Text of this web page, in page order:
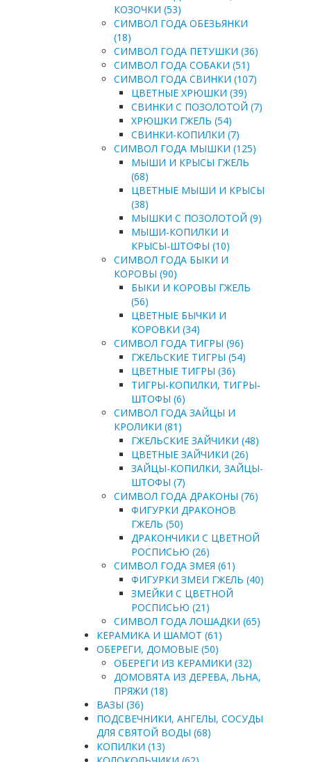
КОЗОЧКИ (53)
СИМВОЛ ГОДА ОБЕЗЬЯНКИ
(18)
СИМВОЛ ГОДА ПЕТУШКИ (36)
СИМВОЛ ГОДА СОБАКИ (51)
СИМВОЛ ГОДА СВИНКИ (107)
ЦВЕТНЫЕ ХРЮШКИ (39)
СВИНКИ С ПОЗОЛОТОЙ (7)
ХРЮШКИ ГЖЕЛЬ (54)
СВИНКИ-КОПИЛКИ (7)
СИМВОЛ ГОДА МЫШКИ (125)
МЫШИ И КРЫСЫ ГЖЕЛЬ
(68)
ЦВЕТНЫЕ МЫШИ И КРЫСЫ
(38)
МЫШКИ С ПОЗОЛОТОЙ (9)
МЫШИ-КОПИЛКИ И
КРЫСЫ-ШТОФЫ (10)
СИМВОЛ ГОДА БЫКИ И
КОРОВЫ (90)
БЫКИ И КОРОВЫ ГЖЕЛЬ
(56)
ЦВЕТНЫЕ БЫЧКИ И
КОРОВКИ (34)
СИМВОЛ ГОДА ТИГРЫ (96)
ГЖЕЛЬСКИЕ ТИГРЫ (54)
ЦВЕТНЫЕ ТИГРЫ (36)
ТИГРЫ-КОПИЛКИ, ТИГРЫ-
ШТОФЫ (6)
СИМВОЛ ГОДА ЗАЙЦЫ И
КРОЛИКИ (81)
ГЖЕЛЬСКИЕ ЗАЙЧИКИ (48)
ЦВЕТНЫЕ ЗАЙЧИКИ (26)
ЗАЙЦЫ-КОПИЛКИ, ЗАЙЦЫ-
ШТОФЫ (7)
СИМВОЛ ГОДА ДРАКОНЫ (76)
ФИГУРКИ ДРАКОНОВ
ГЖЕЛЬ (50)
ДРАКОНЧИКИ С ЦВЕТНОЙ
РОСПИСЬЮ (26)
СИМВОЛ ГОДА ЗМЕЯ (61)
ФИГУРКИ ЗМЕИ ГЖЕЛЬ (40)
ЗМЕЙКИ С ЦВЕТНОЙ
РОСПИСЬЮ (21)
СИМВОЛ ГОДА ЛОШАДКИ (65)
КЕРАМИКА И ШАМОТ (61)
ОБЕРЕГИ, ДОМОВЫЕ (50)
ОБЕРЕГИ ИЗ КЕРАМИКИ (32)
ДОМОВЯТА ИЗ ДЕРЕВА, ЛЬНА,
ПРЯЖИ (18)
ВАЗЫ (36)
ПОДСВЕЧНИКИ, АНГЕЛЫ, СОСУДЫ
ДЛЯ СВЯТОЙ ВОДЫ (68)
КОПИЛКИ (13)